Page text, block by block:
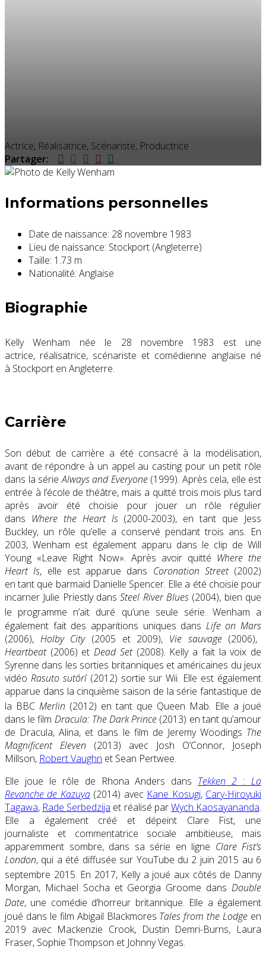
Actrice, Réalisatrice, Scénariste, Productrice
Partager:
Informations personnelles
Date de naissance: 28 novembre 1983
Lieu de naissance: Stockport (Angleterre)
Taille: 1.73 m
Nationalité: Anglaise
Biographie
Kelly Wenham née le 28 novembre 1983 est une
actrice, réalisatrice, scénariste et comédienne anglaise né
à Stockport en Angleterre.
Carrière
Son début de carrière a été consacré à la modélisation,
avant de répondre à un appel au casting pour un petit rôle
dans la sérieAlways and Everyone(1999). Après cela, elle est
entrée à l’école de théâtre, mais a quitté trois mois plus tard
après avoir été choisie pour jouer un rôle régulier
dans Where the Heart Is(2000-2003), en tant que Jess
Buckley, un rôle qu’elle a conservé pendant trois ans. En
2003, Wenham est également apparu dans le clip de Will
Young «Leave Right Now». Après avoir quitté Where the
Heart Is, elle est apparue dans Coronation Street(2002)
entant que barmaid Danielle Spencer. Elle a été choisie pour
incarner Julie Priestly dansSteel River Blues (2004), bien que
le programme n’ait duré qu’une seule série. Wenham a
également fait des apparitions uniques dans Life on Mars
(2006), Holby City(2005 et 2009), Vie sauvage(2006),
Heartbeat(2006) etDead Set(2008). Kelly a fait la voix de
Syrenne dans les sorties britanniques et américaines du jeux
vidéo Rasuto sutôrî(2012) sortie sur Wii. Elle est également
apparue dans la cinquième saison de la série fantastique de
la BBC Merlin (2012) en tant que Queen Mab. Elle a joué
dans le film Dracula: The Dark Prince (2013) entant qu’amour
de Dracula, Alina, et dans le film de Jeremy Woodings The
Magnificent Eleven (2013) avec Josh O’Connor, Joseph
Millson, Robert Vaughn et Sean Pertwee.
Elle joue le rôle de Rhona Anders dans Tekken 2 : La
Revanche de Kazuya(2014) avec Kane Kosugi, Cary-Hiroyuki
Tagawa, Rade Serbedzija et réalisé parWych Kaosayananda.
Elle a également créé et dépeint Clare Fist, une
journaliste et commentatrice sociale ambitieuse, mais
apparemment sombre, dans sa série en ligne Clare Fist’s
London, qui a été diffusée sur YouTube du 2 juin 2015 au 6
septembre 2015. En 2017, Kelly a joué aux côtés de Danny
Morgan, Michael Socha et Georgia Groome dansDouble
Date, une comédie d’horreur britannique. Elle a également
joué dans le film Abigail Blackmores Tales from the Lodge en
2019 avec Mackenzie Crook, Dustin Demri-Burns, Laura
Fraser, Sophie Thompson et Johnny Vegas.